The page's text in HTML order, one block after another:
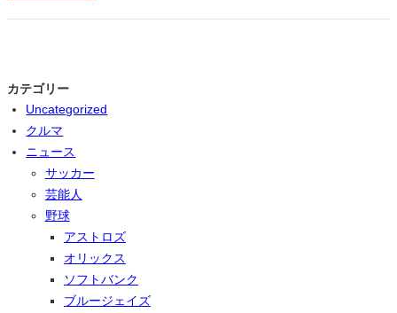
カテゴリー
Uncategorized
クルマ
ニュース
サッカー
芸能人
野球
アストロズ
オリックス
ソフトバンク
ブルージェイズ